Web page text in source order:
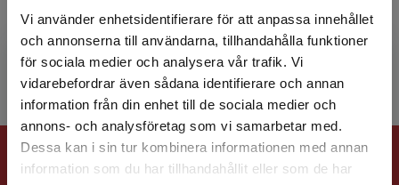
Vi använder enhetsidentifierare för att anpassa innehållet
och annonserna till användarna, tillhandahålla funktioner
för sociala medier och analysera vår trafik. Vi
vidarebefordrar även sådana identifierare och annan
information från din enhet till de sociala medier och
annons- och analysföretag som vi samarbetar med.
Dessa kan i sin tur kombinera informationen med annan
information som du har tillhandahållit eller som de har
Begränsad fraktregion
Det verkar som att du besöker
då nya och spännande ämnet Digitalteknik.
Därefter ha...
Förlagskontakt